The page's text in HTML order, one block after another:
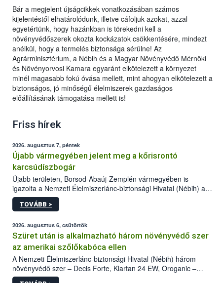
Bár a megjelent újságcikkek vonatkozásában számos
kijelentéstől elhatárolódunk, illetve cáfoljuk azokat, azzal
egyetértünk, hogy hazánkban is törekedni kell a
növényvédőszerek okozta kockázatok csökkentésére, mindezt
anélkül, hogy a termelés biztonsága sérülne! Az
Agrárminisztérium, a Nébih és a Magyar Növényvédő Mérnöki
és Növényorvosi Kamara egyaránt elkötelezett a környezet
minél magasabb fokú óvása mellett, mint ahogyan elkötelezett a
biztonságos, jó minőségű élelmiszerek gazdaságos
előállításának támogatása mellett is!
Friss hírek
2026. augusztus 7, péntek
Újabb vármegyében jelent meg a kőrisrontó
karcsúdíszbogár
Újabb területen, Borsod-Abaúj-Zemplén vármegyében is
igazolta a Nemzeti Élelmiszerlánc-biztonsági Hivatal (Nébih) a
kőrisrontó karcsúdíszbogár (Agrilus planipennis) jelenlétét. A
kártevőt nem csak színcsapdában találták meg, de már fertőzött
az intenzív felderítést, emellett az intézkedéseket a szlovák
hatósággal is összehangolják a terjedés megállítása érdekében.
TOVÁBB >
2026. augusztus 6, csütörtök
Szüret után is alkalmazható három növényvédő szer
az amerikai szőlőkabóca ellen
A Nemzeti Élelmiszerlánc-biztonsági Hivatal (Nébih) három
növényvédő szer – Decis Forte, Klartan 24 EW, Oroganic –
engedélyokiratát módosította, így azok a szüretet követően,